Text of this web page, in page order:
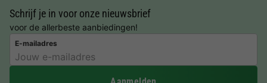
Schrijf je in voor onze nieuwsbrief
voor de allerbeste aanbiedingen!
E-mailadres